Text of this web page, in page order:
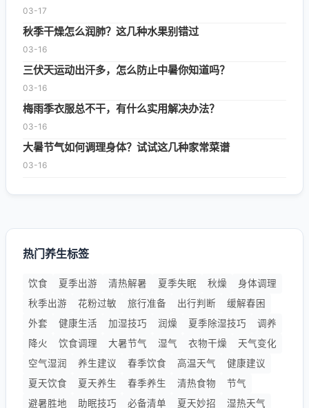
03-17
秋季干燥怎么润肺？这几种水果别错过
03-16
三伏天运动出汗多，怎么防止中暑你知道吗？
03-16
梅雨季衣服总不干，有什么实用解决办法？
03-16
大暑节气如何调理身体？试试这几种家常菜谱
03-16
热门养生标签
饮食 夏季出游 清热解暑 夏季失眠 秋燥
身体调理
秋季出游
花粉过敏 旅行准备 出行判断
缓解春困
外套
健康生活 加湿技巧 润燥 夏季除湿技巧
调养
降火
饮食调理 大暑节气 湿气 衣物干燥
天气变化
空气湿润
养生建议 春季饮食 高温天气
健康建议
夏天饮食
夏天养生 春季养生 清热食物
节气
避暑胜地
助眠技巧 必备清单 夏天妙招 湿热天气